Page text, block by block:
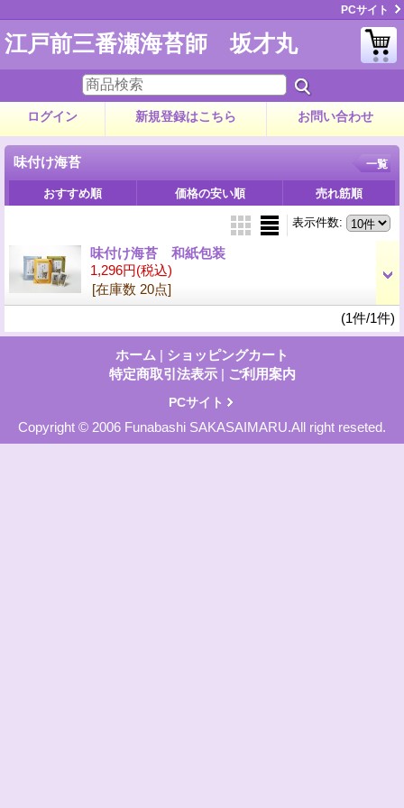
PCサイト
江戸前三番瀬海苔師 坂才丸
ログイン 新規登録はこちら お問い合わせ
味付け海苔 一覧
おすすめ順 価格の安い順 売れ筋順
表示件数:
味付け海苔 和紙包装
1,296円(税込)
[在庫数 20点]
(1件/1件)
ホーム | ショッピングカート
特定商取引法表示 | ご利用案内
PCサイト
Copyright © 2006 Funabashi SAKASAIMARU.All right reseted.